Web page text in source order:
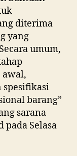
diterima
yang
umum,
awal,
spesifikasi
barang”
sarana
pada Selasa